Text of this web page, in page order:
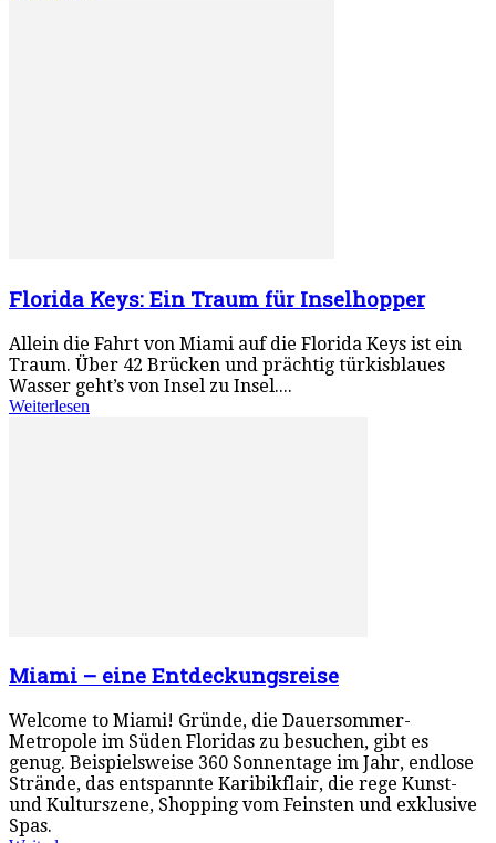
Florida Keys: Ein Traum für Inselhopper
Allein die Fahrt von Miami auf die Florida Keys ist ein
Traum. Über 42 Brücken und prächtig türkisblaues
Wasser geht’s von Insel zu Insel....
Weiterlesen
Miami – eine Entdeckungsreise
Welcome to Miami! Gründe, die Dauersommer-
Metropole im Süden Floridas zu besuchen, gibt es
genug. Beispielsweise 360 Sonnentage im Jahr, endlose
Strände, das entspannte Karibikflair, die rege Kunst-
und Kulturszene, Shopping vom Feinsten und exklusive
Spas.